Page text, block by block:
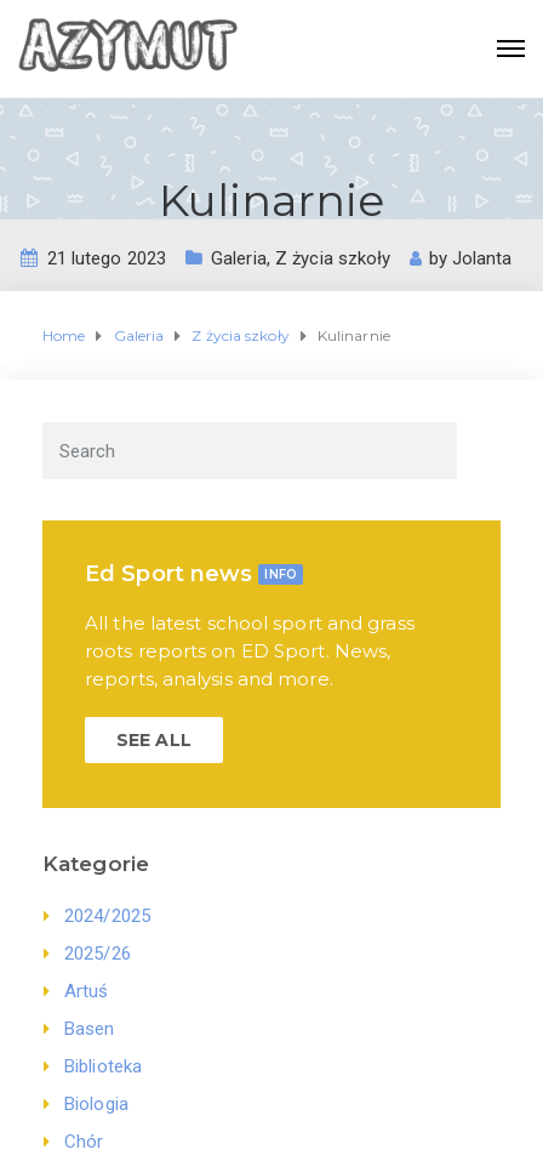
Kulinarnie
21 lutego 2023 Galeria, Z życia szkoły by Jolanta
Home Galeria Z życia szkoły Kulinarnie
Ed Sport news INFO
All the latest school sport and grass
roots reports on ED Sport. News,
reports, analysis and more.
SEE ALL
Kategorie
2024/2025
2025/26
Artuś
Basen
Biblioteka
Biologia
Chór